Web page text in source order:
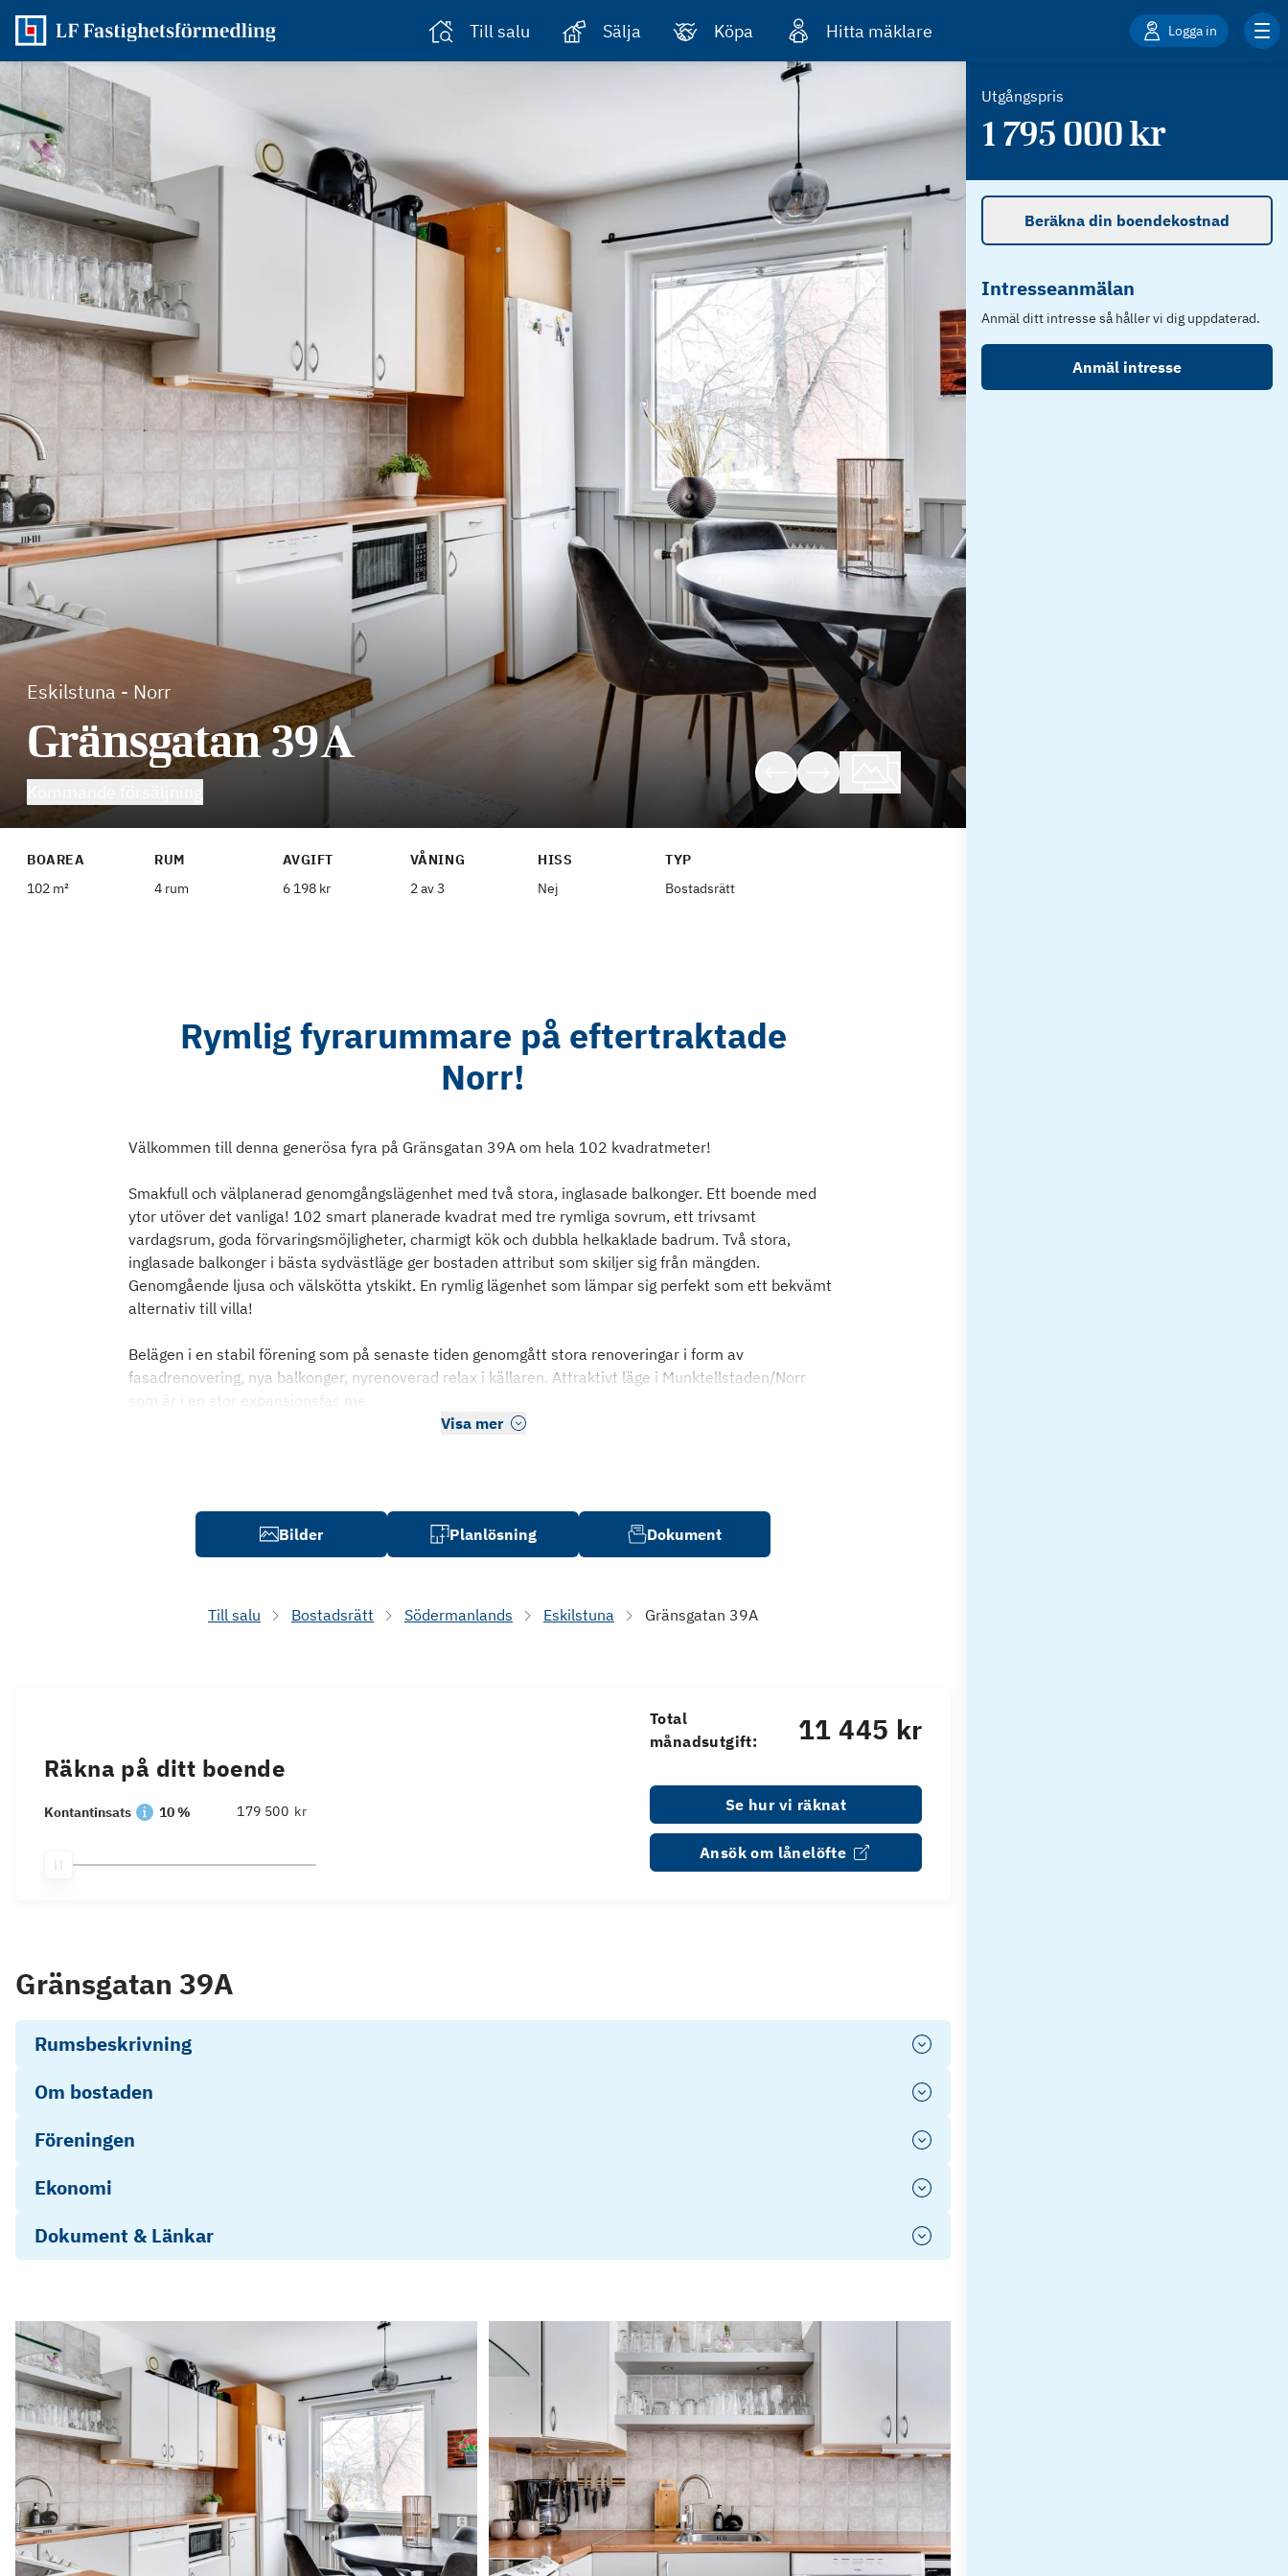
Till salu Sälja Köpa Hitta mäklare Logga in
Utgångspris
1 795 000kr
Beräkna din boendekostnad
Intresseanmälan
Anmäl ditt intresse så håller vi dig uppdaterad.
Anmäl intresse
Eskilstuna - Norr
Gränsgatan 39A
BOAREA
102 m²
RUM
4 rum
AVGIFT
6 198 kr
VÅNING
2 av 3
HISS
Nej
TYP
Bostadsrätt
Rymlig fyrarummare på eftertraktade
Norr!
Välkommen till denna generösa fyra på Gränsgatan 39A om hela 102 kvadratmeter!
Smakfull och välplanerad genomgångslägenhet med två stora, inglasade balkonger. Ett boende med
ytor utöver det vanliga! 102 smart planerade kvadrat med tre rymliga sovrum, ett trivsamt
vardagsrum, goda förvaringsmöjligheter, charmigt kök och dubbla helkaklade badrum. Två stora,
inglasade balkonger i bästa sydvästläge ger bostaden attribut som skiljer sig från mängden.
Genomgående ljusa och välskötta ytskikt. En rymlig lägenhet som lämpar sig perfekt som ett bekvämt
alternativ till villa!
Belägen i en stabil förening som på senaste tiden genomgått stora renoveringar i form av
fasadrenovering, nya balkonger, nyrenoverad relax i källaren. Attraktivt läge i Munktellstaden/Norr
som är i en stor expansionsfas me
Visa mer
Bilder Planlösning Dokument
Till salu Bostadsrätt Södermanlands Eskilstuna Gränsgatan 39A
Räkna på ditt boende
Kontantinsats 10 % kr
Total
månadsutgift:
11 445 kr
Se hur vi räknat
Ansök om lånelöfte
Gränsgatan 39A
Rumsbeskrivning
Om bostaden
Föreningen
Ekonomi
Dokument & Länkar